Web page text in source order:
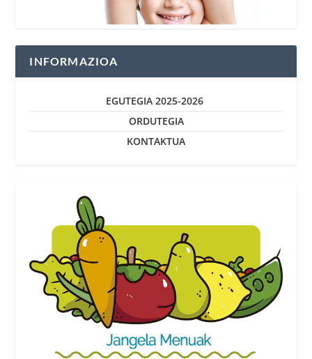
INFORMAZIOA
EGUTEGIA 2025-2026
ORDUTEGIA
KONTAKTUA